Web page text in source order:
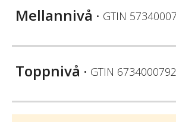
Mellannivå • GTIN
Toppnivå • GTIN